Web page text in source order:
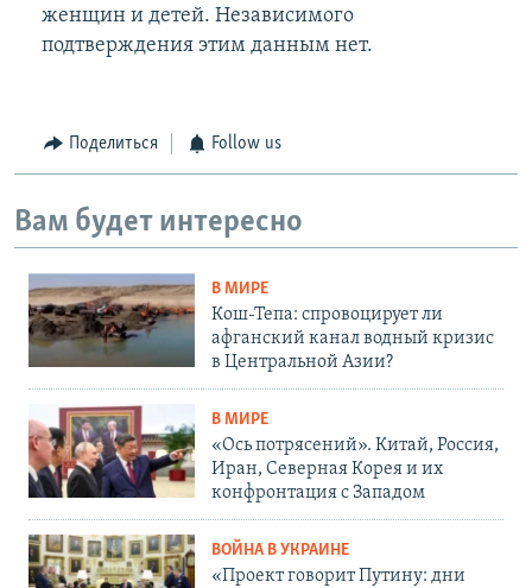
женщин и детей. Независимого
подтверждения этим данным нет.
Поделиться Follow us
Вам будет интересно
В МИРЕ
Кош-Тепа: спровоцирует ли
афганский канал водный кризис
в Центральной Азии?
В МИРЕ
«Ось потрясений». Китай, Россия,
Иран, Северная Корея и их
конфронтация с Западом
ВОЙНА В УКРАИНЕ
«Проект говорит Путину: дни